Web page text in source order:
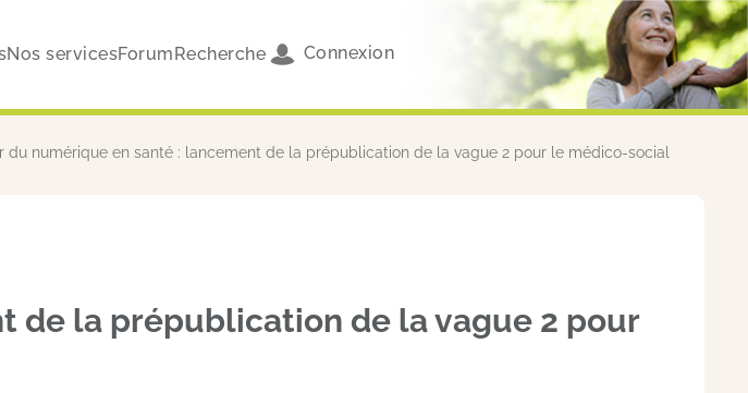
Nos servicesForumRecherche Connexion
du numérique en santé : lancement de la prépublication de la vague 2 pour le médico-social
de la prépublication de la vague 2 pour